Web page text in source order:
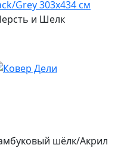
Grey 303x434 см
и Шелк
шёлк/Акрил